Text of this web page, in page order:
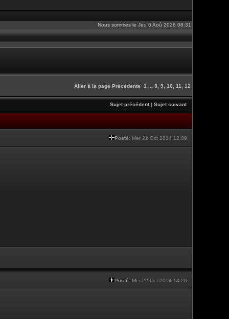
Nous sommes le Jeu 6 Aoû 2026 08:31
Aller à la page Précédente 1 8 9 10 11 12
Sujet précédent| Sujet suivant
Posté: Mer 22 Oct 2014 12:09
Posté: Mer 22 Oct 2014 14:20